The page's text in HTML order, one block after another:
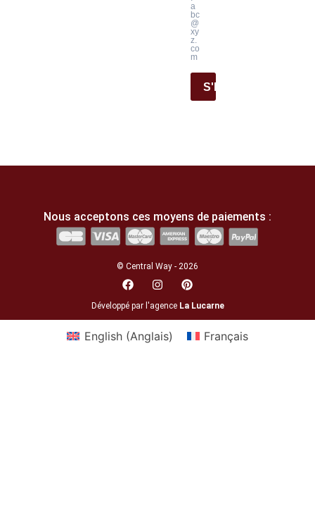
a
bc
@
xy
z.
co
m
S'INSCRIRE
Nous acceptons ces moyens de paiements :
© Central Way - 2026
Développé par l'agence La Lucarne
English(Anglais) Français